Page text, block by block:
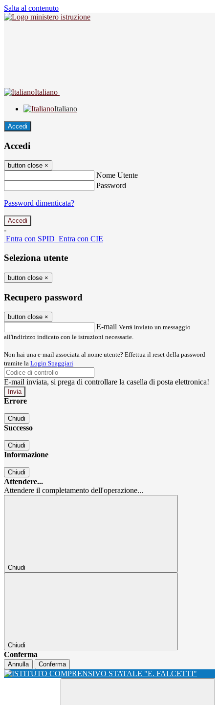
Salta al contenuto
Italiano
Italiano
Accedi
Accedi
button close ×
Nome Utente
Password
Password dimenticata?
-
Entra con SPID Entra con CIE
Seleziona utente
button close ×
Recupero password
button close ×
E-mail Verrà inviato un messaggio
all'indirizzo indicato con le istruzioni necessarie.
Non hai una e-mail associata al nome utente? Effettua il reset della password
tramite la Login Spaggiari
E-mail inviata, si prega di controllare la casella di posta elettronica!
Errore
Chiudi
Successo
Chiudi
Informazione
Chiudi
Attendere...
Attendere il completamento dell'operazione...
Chiudi
Chiudi
Conferma
Annulla Conferma